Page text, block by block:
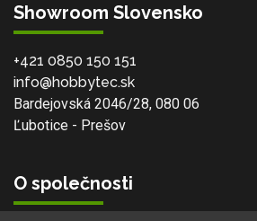
Showroom Slovensko
+421 0850 150 151
info@hobbytec.sk
Bardejovská 2046/28, 080 06
Ľubotice - Prešov
O společnosti